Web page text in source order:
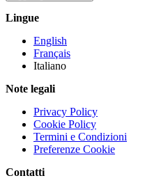
Lingue
English
Français
Italiano
Note legali
Privacy Policy
Cookie Policy
Termini e Condizioni
Preferenze Cookie
Contatti